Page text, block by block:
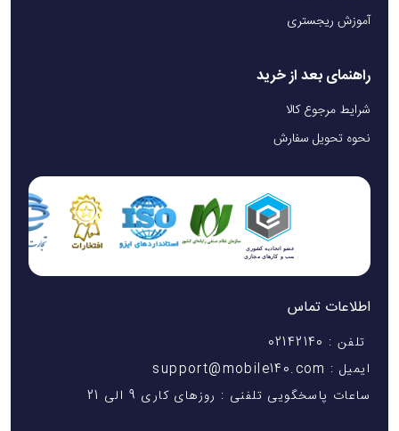
آموزش ریجستری
راهنمای بعد از خرید
شرایط مرجوع کالا
نحوه تحویل سفارش
اطلاعات تماس
تلفن : 02142140
ایمیل : support@mobile140.com
ساعات پاسخگویی تلفنی : روزهای کاری 9 الی 21